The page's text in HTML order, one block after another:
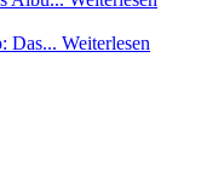
Das... Weiterlesen